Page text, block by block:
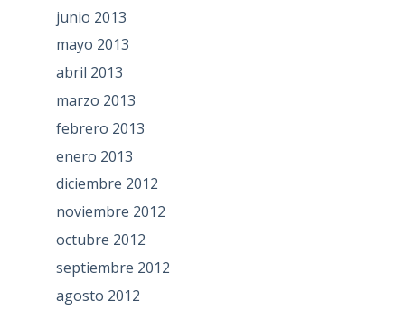
junio 2013
mayo 2013
abril 2013
marzo 2013
febrero 2013
enero 2013
diciembre 2012
noviembre 2012
octubre 2012
septiembre 2012
agosto 2012